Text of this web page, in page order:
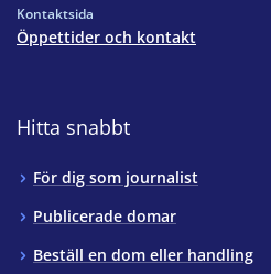
Kontaktsida
Öppettider och kontakt
Hitta snabbt
För dig som journalist
Publicerade domar
Beställ en dom eller handling